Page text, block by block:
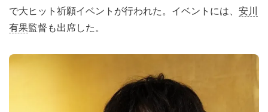
で大ヒット祈願イベントが行われた。イベントには、 安川
有果監督も出席した。